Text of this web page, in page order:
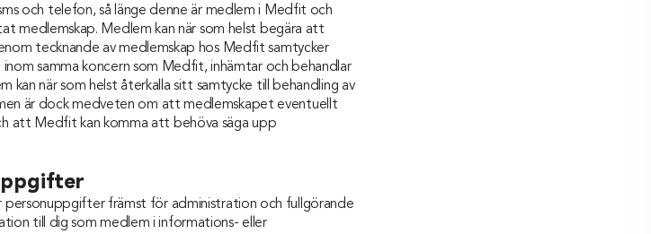
och telefon, så länge denne är medlem i Medfit och
medlemskap. Medlem kan när som helst begära att
tecknande av medlemskap hos Medfit samtycker
samma koncern som Medfit, inhämtar och behandlar
kan när som helst återkalla sitt samtycke till behandling av
är dock medveten om att medlemskapet eventuellt
att Medfit kan komma att behöva säga upp
personuppgifter främst för administration och fullgörande
till dig som medlem i informations- eller